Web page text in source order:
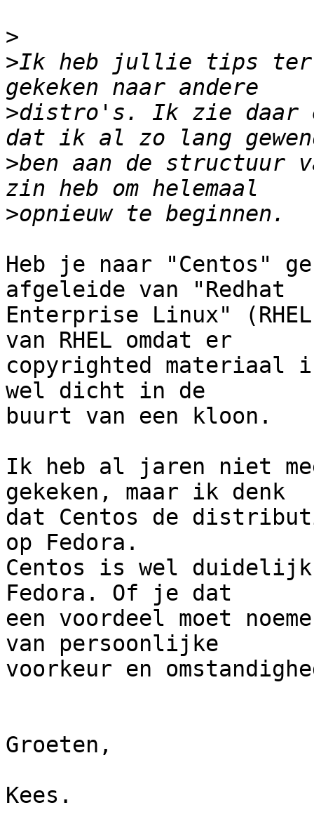
>
>Ik heb jullie tips ter
>distro's. Ik zie daar
>ben aan de structuur
>
Heb je naar "Centos"
afgeleide van "Redhat
Enterprise Linux"
van RHEL omdat er
copyrighted materiaal
wel dicht in de
buurt van een kloon.
Ik heb al jaren niet
gekeken, maar ik denk
dat Centos de
op Fedora.
Centos is wel duidelijk
Fedora. Of je dat
een voordeel moet
van persoonlijke
voorkeur en
Groeten,
Kees.